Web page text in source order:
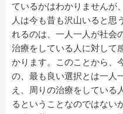
ているかはわかりませんが
人は今も昔も沢山いると思
れるのは、一人一人が社会
治療をしている人に対して
かります。このことから、
の、最も良い選択とは一人
え、周りの治療をしている
るということなのではない